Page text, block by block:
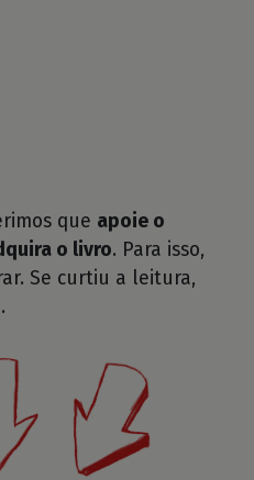
que apoie o
o livro. Para isso,
Se curtiu a leitura,